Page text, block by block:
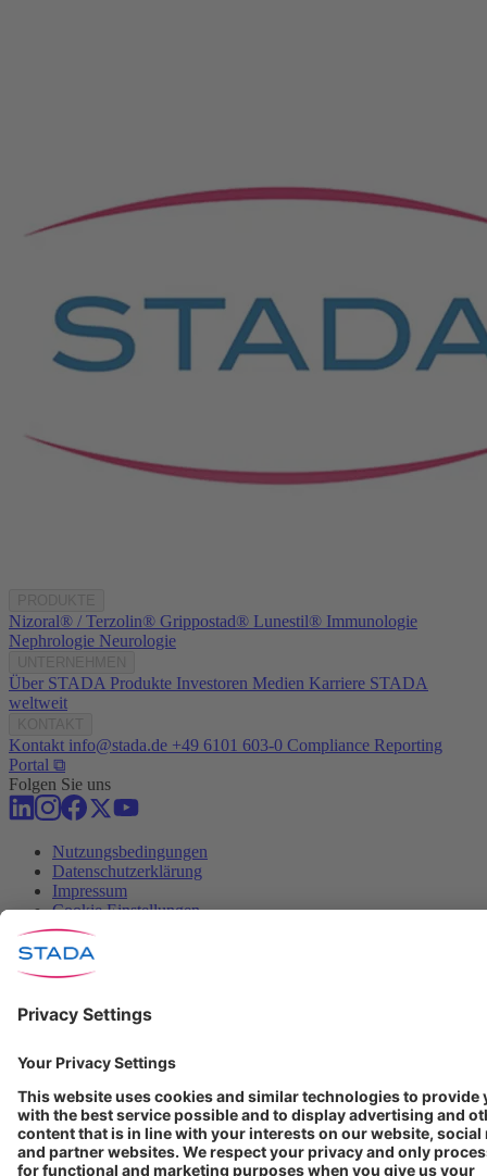
Nizoral® / Terzolin® Grippostad® Lunestil® Immunologie
Nephrologie Neurologie
Über STADA Produkte Investoren Medien Karriere STADA
weltweit
Kontakt info@stada.de +49 6101 603-0 Compliance Reporting
Portal ⧉
Folgen Sie uns
Nutzungsbedingungen
Datenschutzerklärung
Impressum
Cookie Einstellungen
Progenerika | © Copyright STADA Arzneimittel AG 2025